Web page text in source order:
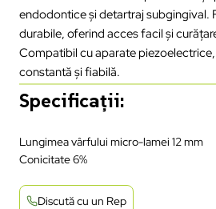
endodontice și detartraj subgingival.
durabile, oferind acces facil și
Compatibil cu aparate
constantă și fiabilă.
Specificații:
Lungimea vârfului micro-lamei 12 mm
Conicitate 6%
Discută cu un Rep